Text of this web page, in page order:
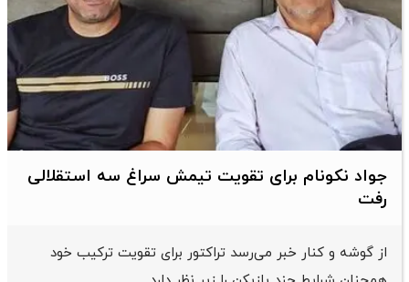
جواد نکونام برای تقویت تیمش سراغ سه استقلالی
رفت
از گوشه و کنار خبر می‌رسد تراکتور برای تقویت ترکیب خود